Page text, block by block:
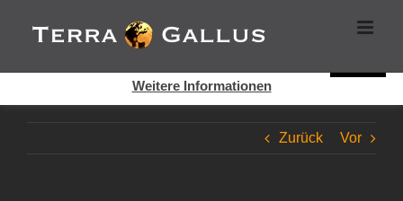
Inhalt
springen
Zurück Vor
Cookies helfen auf auf dieser Seite bei der Bereitstellung der
Dienste. Durch die Nutzung dieser Webseite erklären Sie sich
Weitere Informationen